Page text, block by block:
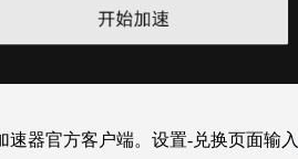
器官方客户端。设置-兑换页面输入